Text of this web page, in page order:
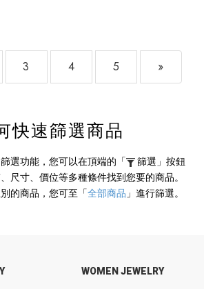
3 4 5 »
快速篩選商品
選功能，您可以在頂端的 「 篩選」 按鈕
尺寸、價位等多種條件找到您要的商品。
的商品，您可至 「全部商品 」 進行篩選。
WOMEN JEWELRY